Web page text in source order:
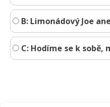
B: Limonádový Joe
C: Hodíme se k sobě,